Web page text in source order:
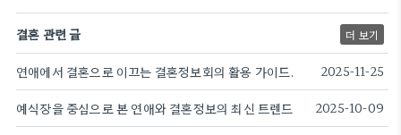
결혼 관련 글 더 보기
연애에서 결혼으로 이끄는 결혼정보회의 활용 가이드. 2025-11-25
예식장을 중심으로 본 연애와 결혼정보의 최신 트렌드 2025-10-09